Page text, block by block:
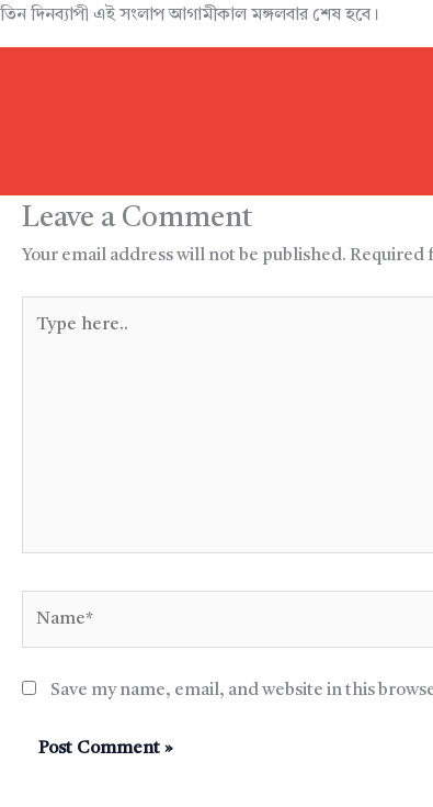
তিন দিনব্যাপী এই সংলাপ আগামীকাল মঙ্গলবার শেষ হবে।
Leave a Comment
Your email address will not be published. Required
here..
Save my name, email, and website in this